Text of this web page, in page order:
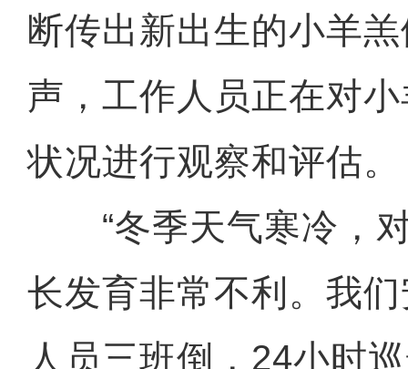
断传出新出生的小羊羔
声，工作人员正在对
状况进行观察和评估。
“冬季天气寒冷，对
长发育非常不利。我
人员三班倒，24小时